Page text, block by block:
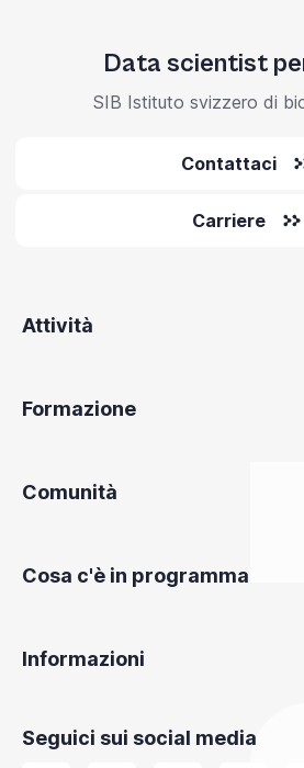
Data scientist
SIB Istituto svizzero di
Contattaci
Carriere
Attività
Formazione
Comunità
Cosa c'è in programma
Informazioni
Seguici sui social media